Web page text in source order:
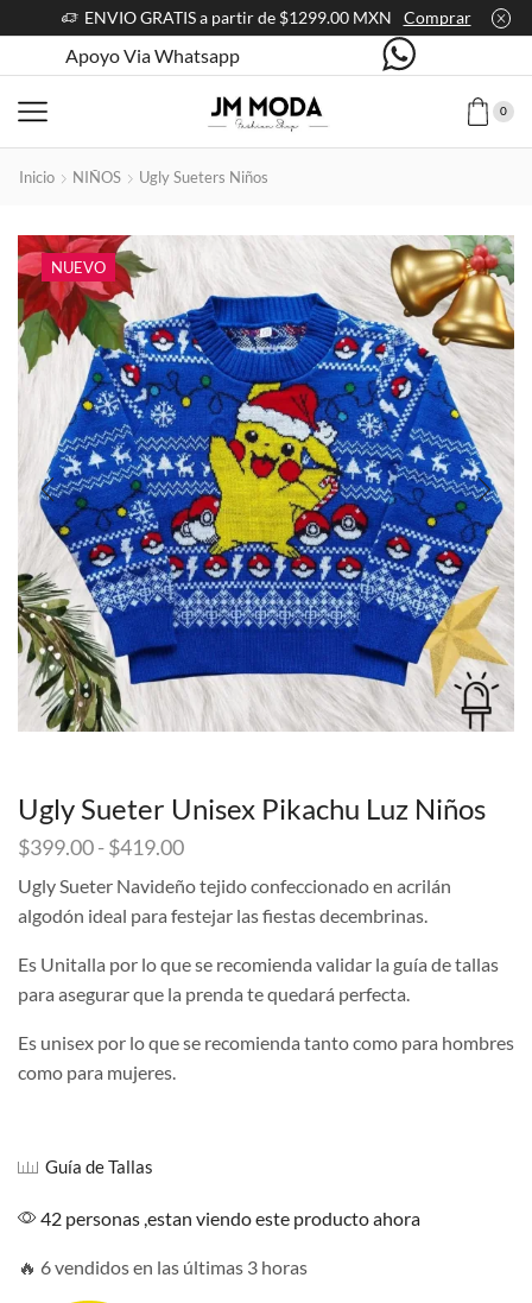
ENVIO GRATIS a partir de $1299.00 MXN Comprar
Apoyo Via Whatsapp
0
Inicio NIÑOS Ugly Sueters Niños
NUEVO
Ugly Sueter Unisex Pikachu Luz Niños
$399.00-$419.00Rango
precios:
desde
hasta
$419.00
Ugly Sueter Navideño tejido confeccionado en acrilán
algodón ideal para festejar las fiestas decembrinas.
Es Unitalla por lo que se recomienda validar la guía de tallas
para asegurar que la prenda te quedará perfecta.
Es unisex por lo que se recomienda tanto como para hombres
como para mujeres.
Guía de Tallas
42 personas ,estan viendo este producto ahora
🔥 6 vendidos en las últimas 3 horas